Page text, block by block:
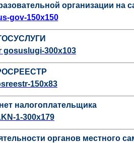
организации на
налогоплательщика
органов местного